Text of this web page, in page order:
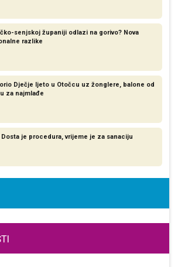
senjskoj županiji odlazi na gorivo? Nova
razlike​
Dječje ljeto u Otočcu uz žonglere, balone od
za najmlađe
je procedura, vrijeme je za sanaciju